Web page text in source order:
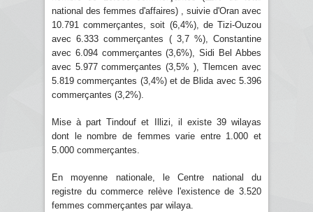
national des femmes d'affaires) , suivie d'Oran avec
10.791 commerçantes, soit (6,4%), de Tizi-Ouzou
avec 6.333 commerçantes ( 3,7 %), Constantine
avec 6.094 commerçantes (3,6%), Sidi Bel Abbes
avec 5.977 commerçantes (3,5% ), Tlemcen avec
5.819 commerçantes (3,4%) et de Blida avec 5.396
commerçantes (3,2%).
Mise à part Tindouf et Illizi, il existe 39 wilayas
dont le nombre de femmes varie entre 1.000 et
5.000 commerçantes.
En moyenne nationale, le Centre national du
registre du commerce relève l'existence de 3.520
femmes commerçantes par wilaya.